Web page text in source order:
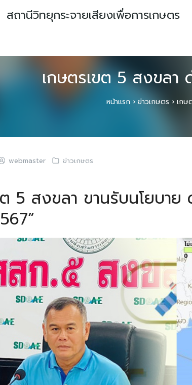
สถานีวิทยุกระจายเสียงเพื่อการเกษตร
เกษตรเขต 5 สงขลา
หน้าแรก› ข่าวเกษตร › เกษ
webmaster ข่าวเกษตร
5 สงขลา ขานรับนโยบาย